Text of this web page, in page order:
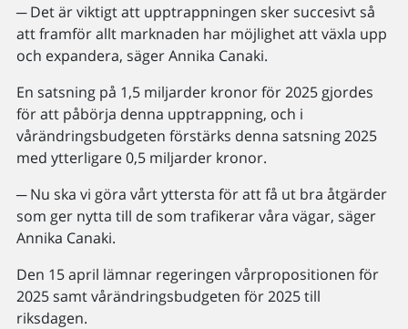
─ Det är viktigt att upptrappningen sker succesivt så
att framför allt marknaden har möjlighet att växla upp
och expandera, säger Annika Canaki.
En satsning på 1,5 miljarder kronor för 2025 gjordes
för att påbörja denna upptrappning, och i
vårändringsbudgeten förstärks denna satsning 2025
med ytterligare 0,5 miljarder kronor.
─ Nu ska vi göra vårt yttersta för att få ut bra åtgärder
som ger nytta till de som trafikerar våra vägar, säger
Annika Canaki.
Den 15 april lämnar regeringen vårpropositionen för
2025 samt vårändringsbudgeten för 2025 till
riksdagen.